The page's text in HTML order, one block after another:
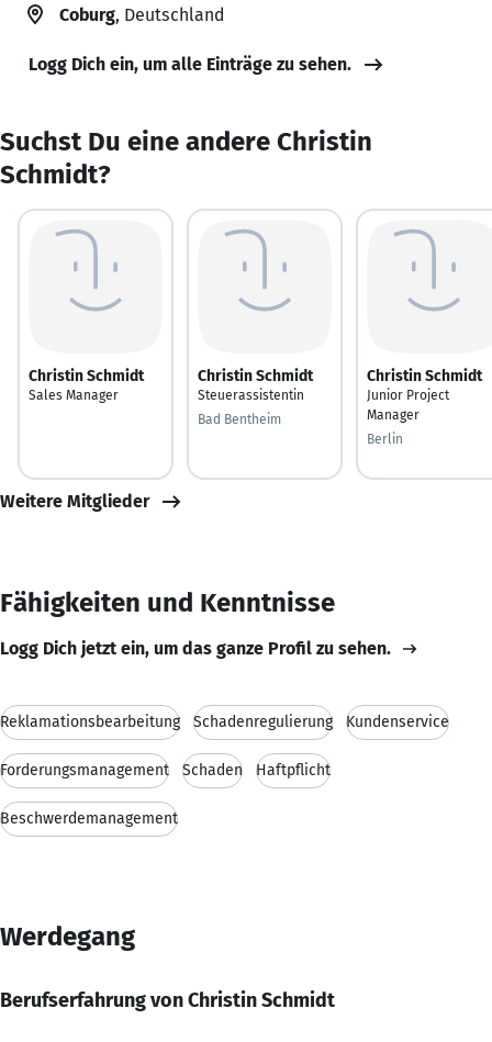
Coburg, Deutschland
Logg Dich ein, um alle Einträge zu sehen.
Suchst Du eine andere Christin
Schmidt?
Christin Schmidt
Sales Manager
Christin Schmidt
Steuerassistentin
Bad Bentheim
Christin Schmidt
Junior Project
Manager
Berlin
Weitere Mitglieder
Fähigkeiten und Kenntnisse
Logg Dich jetzt ein, um das ganze Profil zu sehen.
Reklamationsbearbeitung Schadenregulierung Kundenservice
Forderungsmanagement Schaden Haftpflicht
Beschwerdemanagement
Werdegang
Berufserfahrung von Christin Schmidt